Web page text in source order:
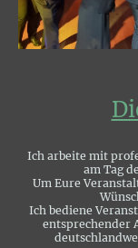
Ich arbeite mit
am Tag
Um Eure
Ich bediene
entsprechender